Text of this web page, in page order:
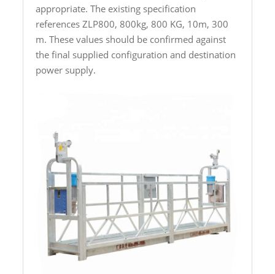
appropriate. The existing specification
references ZLP800, 800kg, 800 KG, 10m, 300
m. These values should be confirmed against
the final supplied configuration and destination
power supply.